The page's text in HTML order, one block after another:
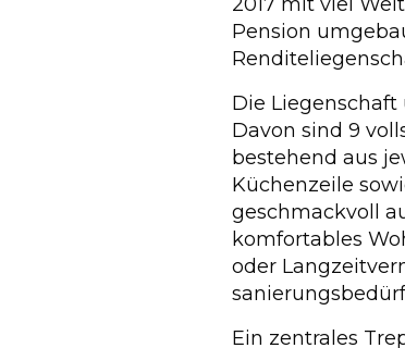
Pension
Die Liegenschaft
Davon sind 9
bestehend aus
Küchenzeile
geschmackvoll
komfortables
oder
Ein zentrales